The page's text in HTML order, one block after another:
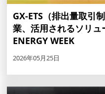
GX-ETS（排出量取引
業、活用されるソリ
ENERGY WEEK
2026年05月25日